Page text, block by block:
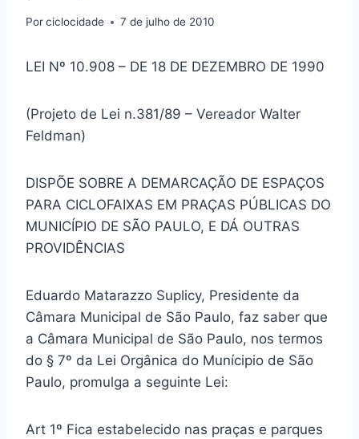
Porciclocidade 7 de julho de 2010
LEI Nº 10.908 – DE 18 DE DEZEMBRO DE 1990
(Projeto de Lei n.381/89 – Vereador Walter
Feldman)
DISPÕE SOBRE A DEMARCAÇÃO DE ESPAÇOS
PARA CICLOFAIXAS EM PRAÇAS PÚBLICAS DO
MUNICÍPIO DE SÃO PAULO, E DÁ OUTRAS
PROVIDÊNCIAS
Eduardo Matarazzo Suplicy, Presidente da
Câmara Municipal de São Paulo, faz saber que
a Câmara Municipal de São Paulo, nos termos
do § 7º da Lei Orgânica do Munícipio de São
Paulo, promulga a seguinte Lei:
Art 1º Fica estabelecido nas praças e parques